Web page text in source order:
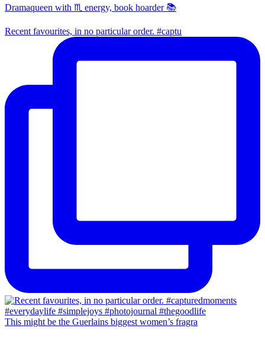
Dramaqueen with ♏ energy, book hoarder 📚
Recent favourites, in no particular order. #captu
This might be the Guerlains biggest women’s fragra